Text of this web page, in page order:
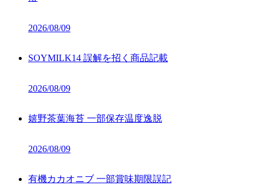
2026/08/09
SOYMILK14 誤解を招く商品記載
2026/08/09
嬉野茶葉海苔 一部保存温度逸脱
2026/08/09
有機カカオニブ 一部賞味期限誤記